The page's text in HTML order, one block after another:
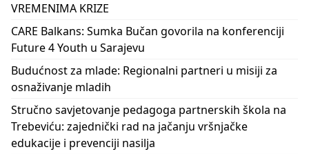
VREMENIMA KRIZE
CARE Balkans: Sumka Bučan govorila na konferenciji
Future 4 Youth u Sarajevu
Budućnost za mlade: Regionalni partneri u misiji za
osnaživanje mladih
Stručno savjetovanje pedagoga partnerskih škola na
Trebeviću: zajednički rad na jačanju vršnjačke
edukacije i prevenciji nasilja